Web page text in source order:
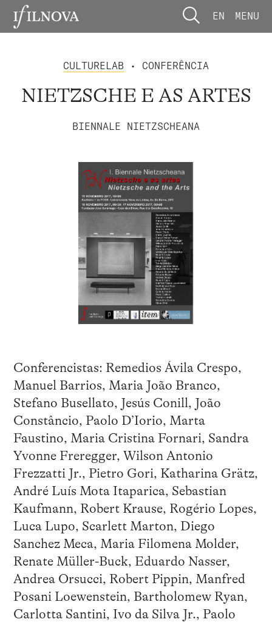
EN MENU
CULTURELAB • CONFERÊNCIA
NIETZSCHE E AS ARTES
BIENNALE NIETZSCHEANA
Conferencistas: Remedios Ávila Crespo,
Manuel Barrios, Maria João Branco,
Stefano Busellato, Jesús Conill, João
Constâncio, Paolo D’Iorio, Marta
Faustino, Maria Cristina Fornari, Sandra
Yvonne Freregger, Wilson Antonio
Frezzatti Jr., Pietro Gori, Katharina Grätz,
André Luís Mota Itaparica, Sebastian
Kaufmann, Robert Krause, Rogério Lopes,
Luca Lupo, Scarlett Marton, Diego
Sanchez Meca, Maria Filomena Molder,
Renate Müller-Buck, Eduardo Nasser,
Andrea Orsucci, Robert Pippin, Manfred
Posani Loewenstein, Bartholomew Ryan,
Carlotta Santini, Ivo da Silva Jr., Paolo